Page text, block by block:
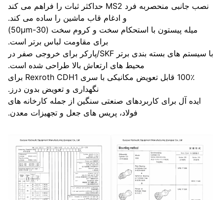
نصب جانبی منحصربه فرد MS2 حداکثر ثبات را فراهم می کند
و ادغام قاب ماشین را ساده می کند.
میله پیستون با استحکام سخت و کروم سخت (30-50μm)
برای مقاومت لباس برتر است.
با سیستم های بسته بندی برتر SKF/پارکر برای خروجی صفر در
محیط های ارتعاش بالا طراحی شده است.
100٪ قابل تعویض مکانیکی با سری Rexroth CDH1 برای
نگهداری و تعویض بدون درز.
ایده آل برای کاربردهای صنعتی سنگین از جمله کارخانه های
فولاد، پریس های جعل و تجهیزات معدن.